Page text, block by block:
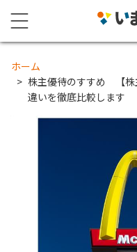
ホーム
株主優待のすすめ 【株
違いを徹底比較します